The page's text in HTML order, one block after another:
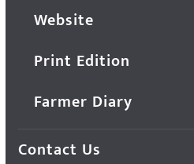
Website
Print Edition
Farmer Diary
Contact Us